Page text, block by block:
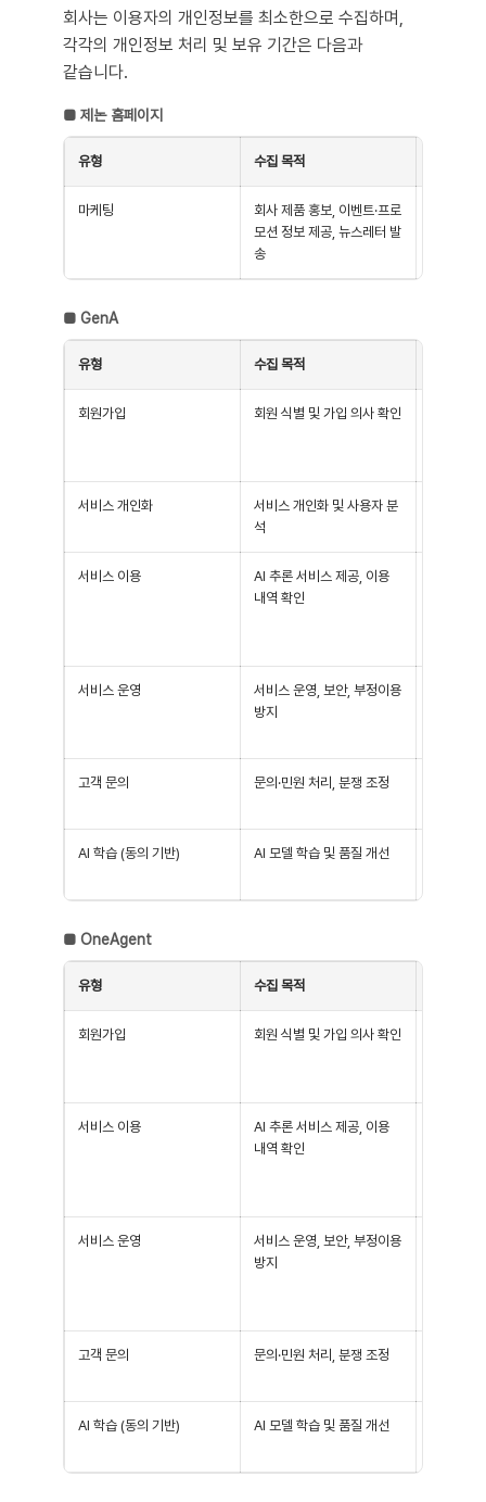
회사는 이용자의 개인정보를 최소한으로 수집하며,
각각의 개인정보 처리 및 보유 기간은 다음과
같습니다.
■ 제논 홈페이지
유형 수집 목적
마케팅
회사 제품 홍보, 이벤트·프로
모션 정보 제공, 뉴스레터 발
송
■ GenA
유형 수집 목적
회원가입 회원 식별 및 가입 의사 확인
서비스 개인화
서비스 개인화 및 사용자 분
석
서비스 이용
AI 추론 서비스 제공, 이용
내역 확인
서비스 운영
서비스 운영, 보안, 부정이용
방지
고객 문의 문의·민원 처리, 분쟁 조정
AI 학습 (동의 기반) AI 모델 학습 및 품질 개선
■ OneAgent
유형 수집 목적
회원가입 회원 식별 및 가입 의사 확인
서비스 이용
AI 추론 서비스 제공, 이용
내역 확인
서비스 운영
서비스 운영, 보안, 부정이용
방지
고객 문의 문의·민원 처리, 분쟁 조정
AI 학습 (동의 기반) AI 모델 학습 및 품질 개선